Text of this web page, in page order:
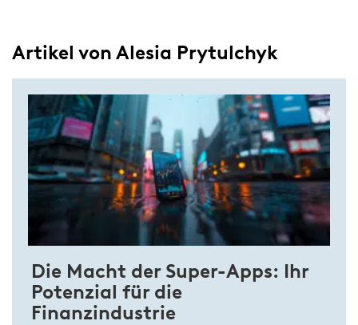
Artikel von Alesia Prytulchyk
Die Macht der Super-Apps: Ihr
Potenzial für die
Finanzindustrie